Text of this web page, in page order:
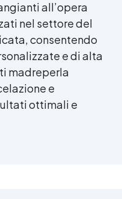
all’opera
nel settore del
consentendo
e di alta
madreperla
e
ottimali e